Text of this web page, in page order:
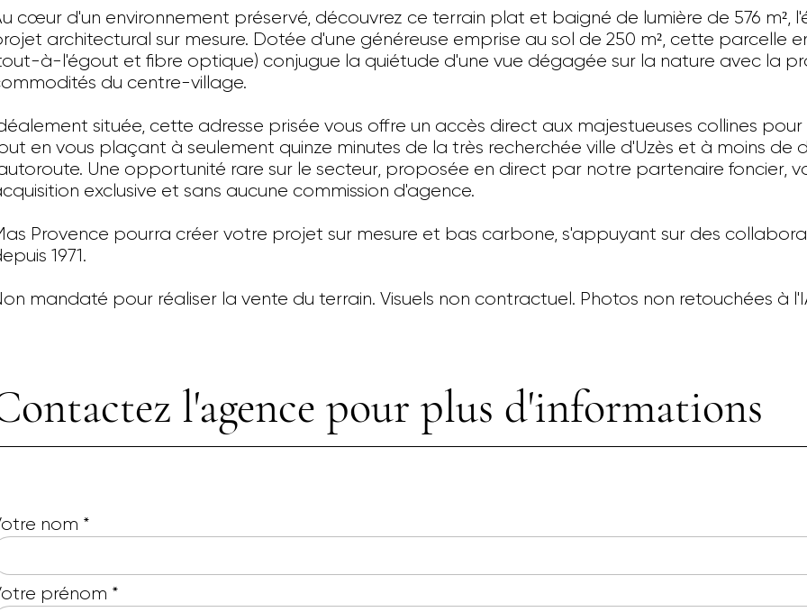
cœur d'un environnement préservé, découvrez ce terrain plat et baigné de lumière de 576 m²,
architectural sur mesure. Dotée d'une généreuse emprise au sol de 250 m², cette parcelle
à-l'égout et fibre optique) conjugue la quiétude d'une vue dégagée sur la nature avec la
du centre-village.
située, cette adresse prisée vous offre un accès direct aux majestueuses collines
en vous plaçant à seulement quinze minutes de la très recherchée ville d'Uzès et à moins de
Une opportunité rare sur le secteur, proposée en direct par notre partenaire foncier,
exclusive et sans aucune commission d'agence.
Provence pourra créer votre projet sur mesure et bas carbone, s'appuyant sur des
1971.
mandaté pour réaliser la vente du terrain. Visuels non contractuel. Photos non retouchées à
l'agence pour plus d'informations
nom *
prénom *